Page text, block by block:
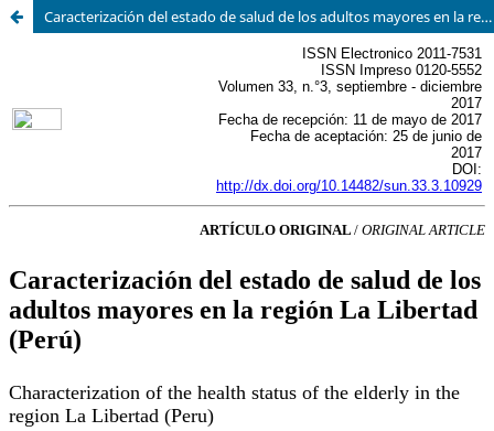
Caracterización del estado de salud de los adultos mayores en la regi?ó?n La Libertad-Perú